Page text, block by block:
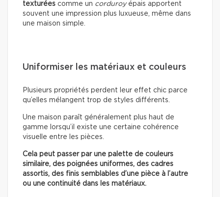
texturées comme un corduroyépais apportent
souvent une impression plus luxueuse, même dans
une maison simple.
Uniformiser les matériaux et couleurs
Plusieurs propriétés perdent leur effet chic parce
qu’elles mélangent trop de styles différents.
Une maison paraît généralement plus haut de
gamme lorsqu’il existe une certaine cohérence
visuelle entre les pièces.
Cela peut passer par une palette de couleurs
similaire, des poignées uniformes, des cadres
assortis, des finis semblables d’une pièce à l’autre
ou une continuité dans les matériaux.